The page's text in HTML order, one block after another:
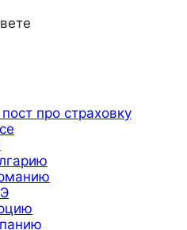
про страховку